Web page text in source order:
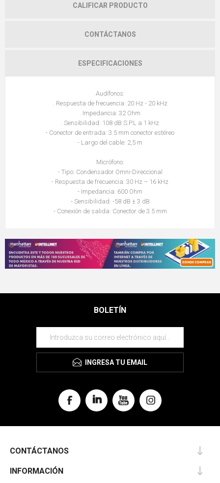
CALIFICAR PRODUCTO
CONTÁCTANOS
ESPECIFICACIONES
Audífonos:
. Respuesta de frecuencia: 20 Hz - 20 kHz
. Impedancia: 32 Ohm
. Sensibilidad: 108 dB S.P.L a 1 kHz
- Conector de entrada: 3.5 mm conector estéreo
- Largo del cable: 2,5 m
Micrófono:
- Tipo: Condensador Omni-Direccional
- Respuesta de frecuencia: 30 Hz – 16 kHz
- Impedancia: 600 Ohm
- Sensibilidad: -58 dB ± 3 dB
- Conexión de salida: Conector de 3.5 mm
BOLETÍN
INGRESA TU EMAIL
CONTÁCTANOS
INFORMACIÓN